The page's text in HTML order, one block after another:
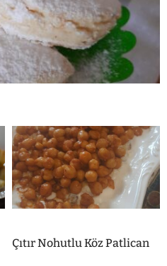
Çıtır Nohutlu Köz Patlican